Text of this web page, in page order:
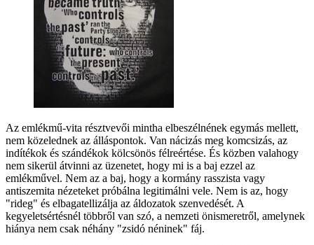
Az emlékmű-vita résztvevői mintha elbeszélnének egymás mellett,
nem közelednek az álláspontok. Van nácizás meg komcsizás, az
indítékok és szándékok kölcsönös félreértése. És közben valahogy
nem sikerül átvinni az üzenetet, hogy mi is a baj ezzel az
emlékművel. Nem az a baj, hogy a kormány rasszista vagy
antiszemita nézeteket próbálna legitimálni vele. Nem is az, hogy
"rideg" és elbagatellizálja az áldozatok szenvedését. A
kegyeletsértésnél többről van szó, a nemzeti önismeretről, amelynek
hiánya nem csak néhány "zsidó néninek" fáj.